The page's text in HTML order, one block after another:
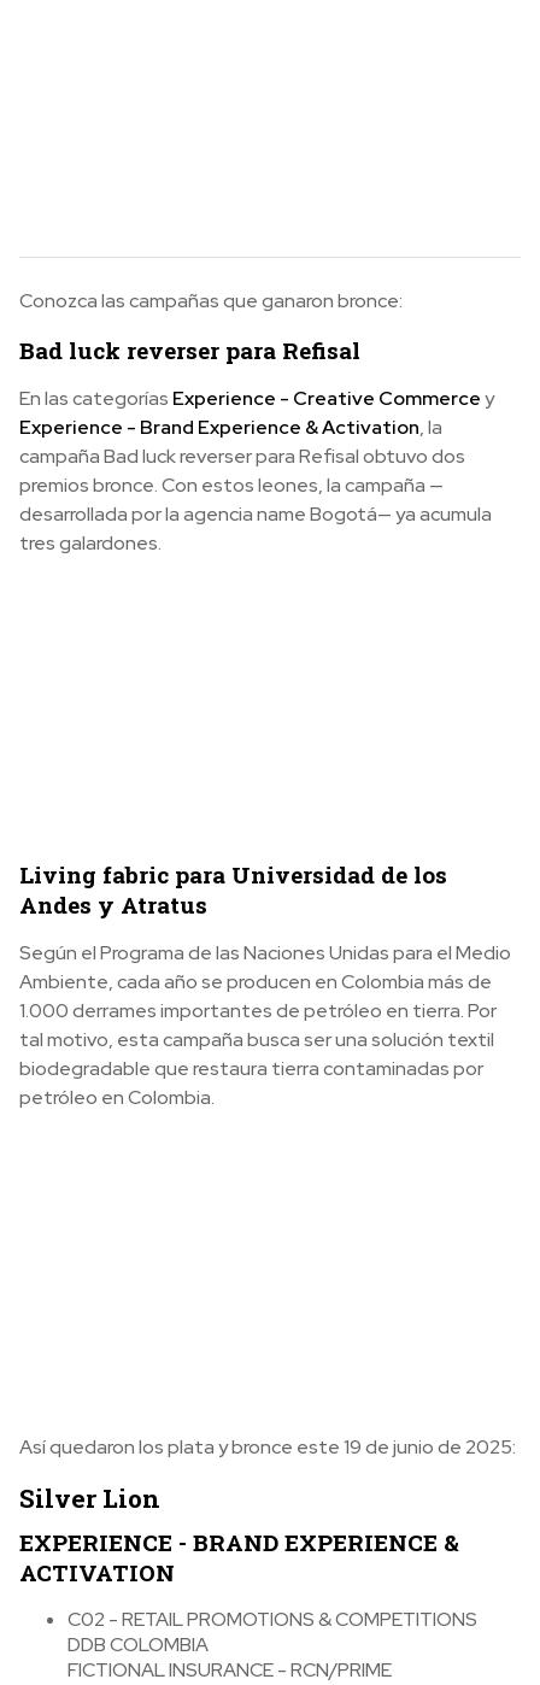
Conozca las campañas que ganaron bronce:
Bad luck reverser para Refisal
En las categorías Experience - Creative Commercey
Experience - Brand Experience & Activation, la
campaña Bad luck reverser para Refisal obtuvo dos
premios bronce. Con estos leones, la campaña —
desarrollada por la agencia name Bogotá— ya acumula
tres galardones.
Living fabric para Universidad de los
Andes y Atratus
Según el Programa de las Naciones Unidas para el Medio
Ambiente, cada año se producen en Colombia más de
1.000 derrames importantes de petróleo en tierra. Por
tal motivo, esta campaña busca ser una solución textil
biodegradable que restaura tierra contaminadas por
petróleo en Colombia.
Así quedaron los plata y bronce este 19 de junio de 2025:
Silver Lion
EXPERIENCE - BRAND EXPERIENCE &
ACTIVATION
C02 - RETAIL PROMOTIONS & COMPETITIONS
DDB COLOMBIA
FICTIONAL INSURANCE - RCN/PRIME